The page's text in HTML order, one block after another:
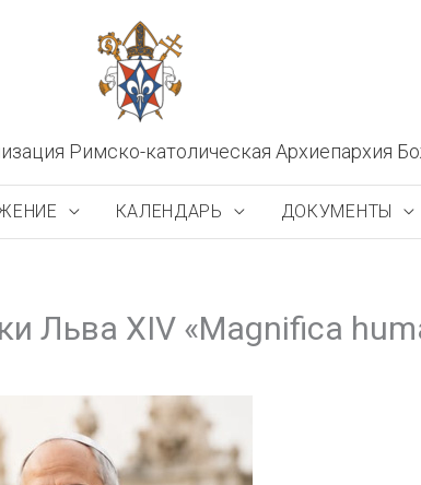
Римско-католическая Архиепархия
КАЛЕНДАРЬ ДОКУМЕНТЫ
Льва XIV «Magnifica